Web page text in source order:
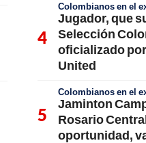
Colombianos en el
Jugador, que
Selección
oficializado
United
Colombianos en el
Jaminton
Rosario
oportunidad,